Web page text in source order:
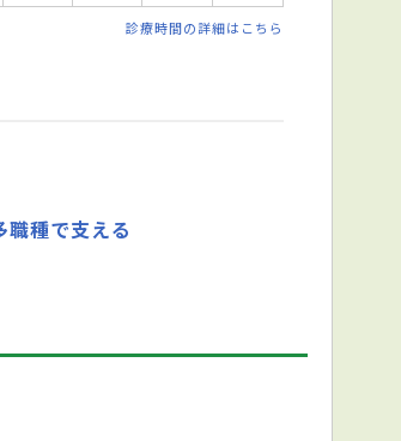
診療時間の詳細はこちら
種で支える